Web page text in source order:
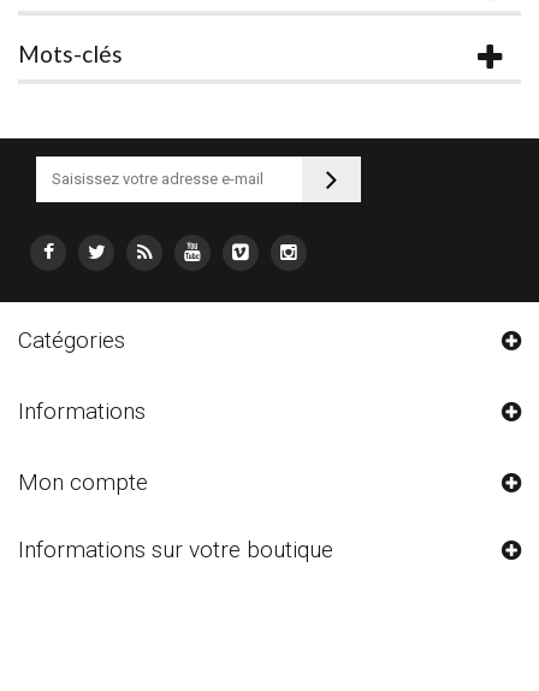
Mots-clés
Catégories
Informations
Mon compte
Informations sur votre boutique